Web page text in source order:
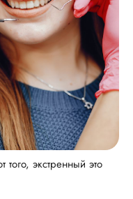
того, экстренный это